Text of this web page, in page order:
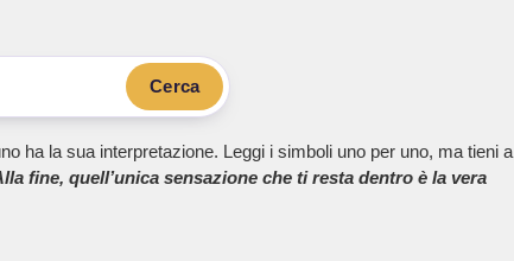
Cerca
ha la sua interpretazione. Leggi i simboli uno per uno, ma tieni a
fine, quell’unica sensazione che ti resta dentro è la vera